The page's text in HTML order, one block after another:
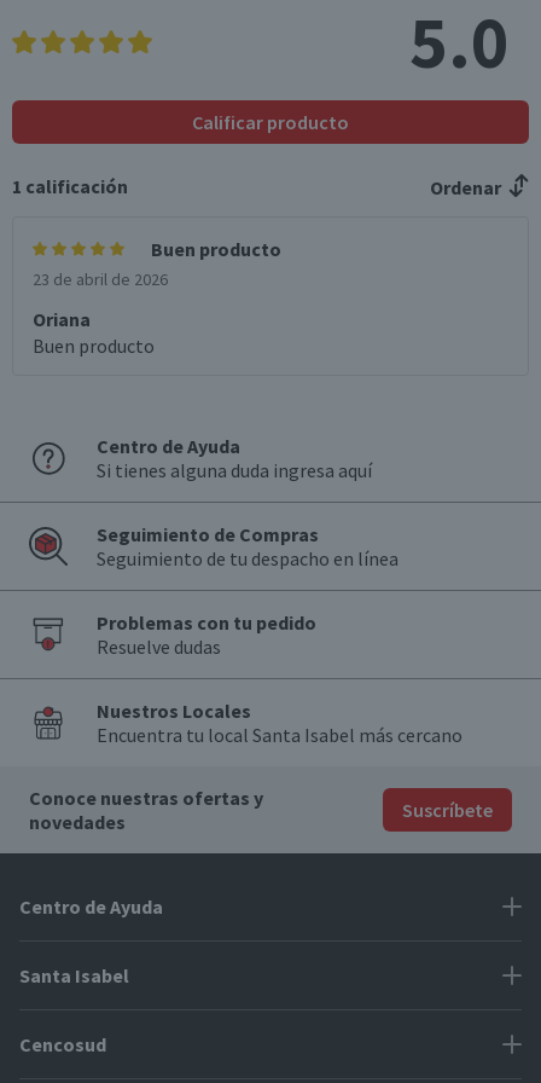
5.0
Calificar producto
1 calificación Ordenar
Buen producto
23 de abril de 2026
Oriana
Buen producto
Centro de Ayuda
Si tienes alguna duda ingresa aquí
Seguimiento de Compras
Seguimiento de tu despacho en línea
Problemas con tu pedido
Resuelve dudas
Nuestros Locales
Encuentra tu local Santa Isabel más cercano
Conoce nuestras ofertas y
novedades
Suscríbete
Centro de Ayuda
Problemas con tu pedido
Cómo modificar mis datos
Santa Isabel
Proveedores
Cencosud